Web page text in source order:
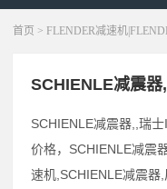
首页 > FLENDER减速机
SCHIENLE减震器
SCHIENLE减震器,,瑞
价格，SCHIENLE减震
速机,SCHIENLE减震器